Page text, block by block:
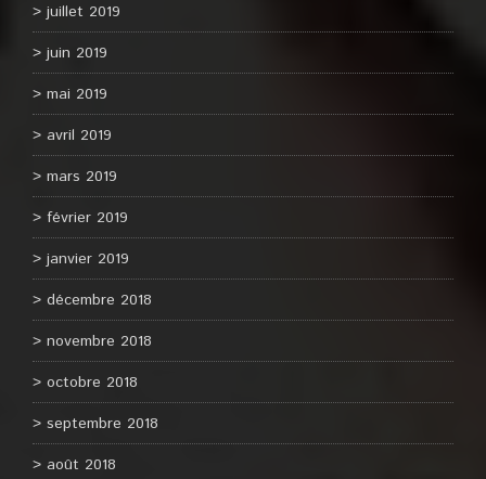
juillet 2019
juin 2019
mai 2019
avril 2019
mars 2019
février 2019
janvier 2019
décembre 2018
novembre 2018
octobre 2018
septembre 2018
août 2018